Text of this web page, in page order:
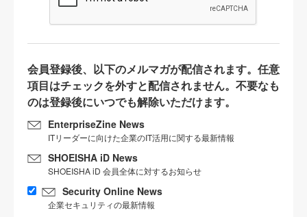
会員登録後、以下のメルマガが配信されます。任意
項目はチェックを外すと配信されません。不要なも
のは登録後にいつでも解除いただけます。
EnterpriseZine News
ITリーダーに向けた企業のIT活用に関する最新情報
SHOEISHA iD News
SHOEISHA iD 会員全体に対するお知らせ
Security Online News
企業セキュリティの最新情報